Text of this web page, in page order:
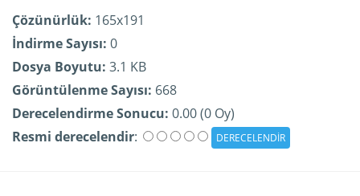
Çözünürlük: 165x191
İndirme Sayısı: 0
Dosya Boyutu: 3.1 KB
Görüntülenme Sayısı: 668
Derecelendirme Sonucu: 0.00 (0 Oy)
Resmi derecelendir: